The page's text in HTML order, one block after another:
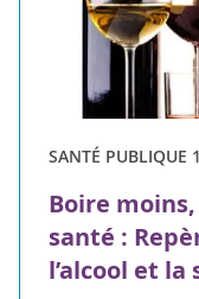
SANTÉ PUBLIQUE
Boire
santé :
l’alcool et la